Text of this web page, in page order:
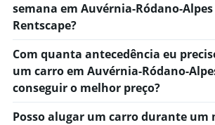
semana em Auvérnia-Ródano-Alpes
Rentscape?
Com quanta antecedência eu
um carro em Auvérnia-Ródano-
conseguir o melhor preço?
Posso alugar um carro durante um